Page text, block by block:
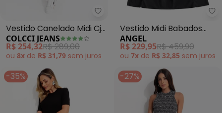
Colcci Jeans - Vestido
Vestido Canelado Midi Cj
(Preto)
COLCCI JEANS
R$ 254,32R$ 289,00
ou 8x de R$ 31,79 sem juros
Vestido Midi Babados
Tricoline (Preto)
ANGEL
R$ 229,95R$ 459,90
ou 7x de R$ 32,85 sem juros
-35% -27%